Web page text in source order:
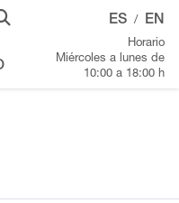
ES / EN
Horario
Miércoles a lunes de
10:00 a 18:00 h